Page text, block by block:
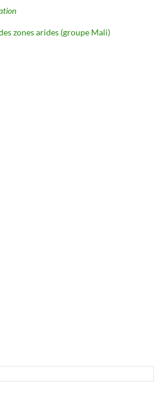
zones arides (groupe Mali)